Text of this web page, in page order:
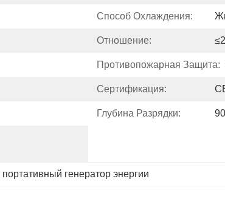
Способ Охлаждения:
Отношение:
Противопожарная Защита:
Сертификация:
Глубина Разрядки:
портативный генератор энергии